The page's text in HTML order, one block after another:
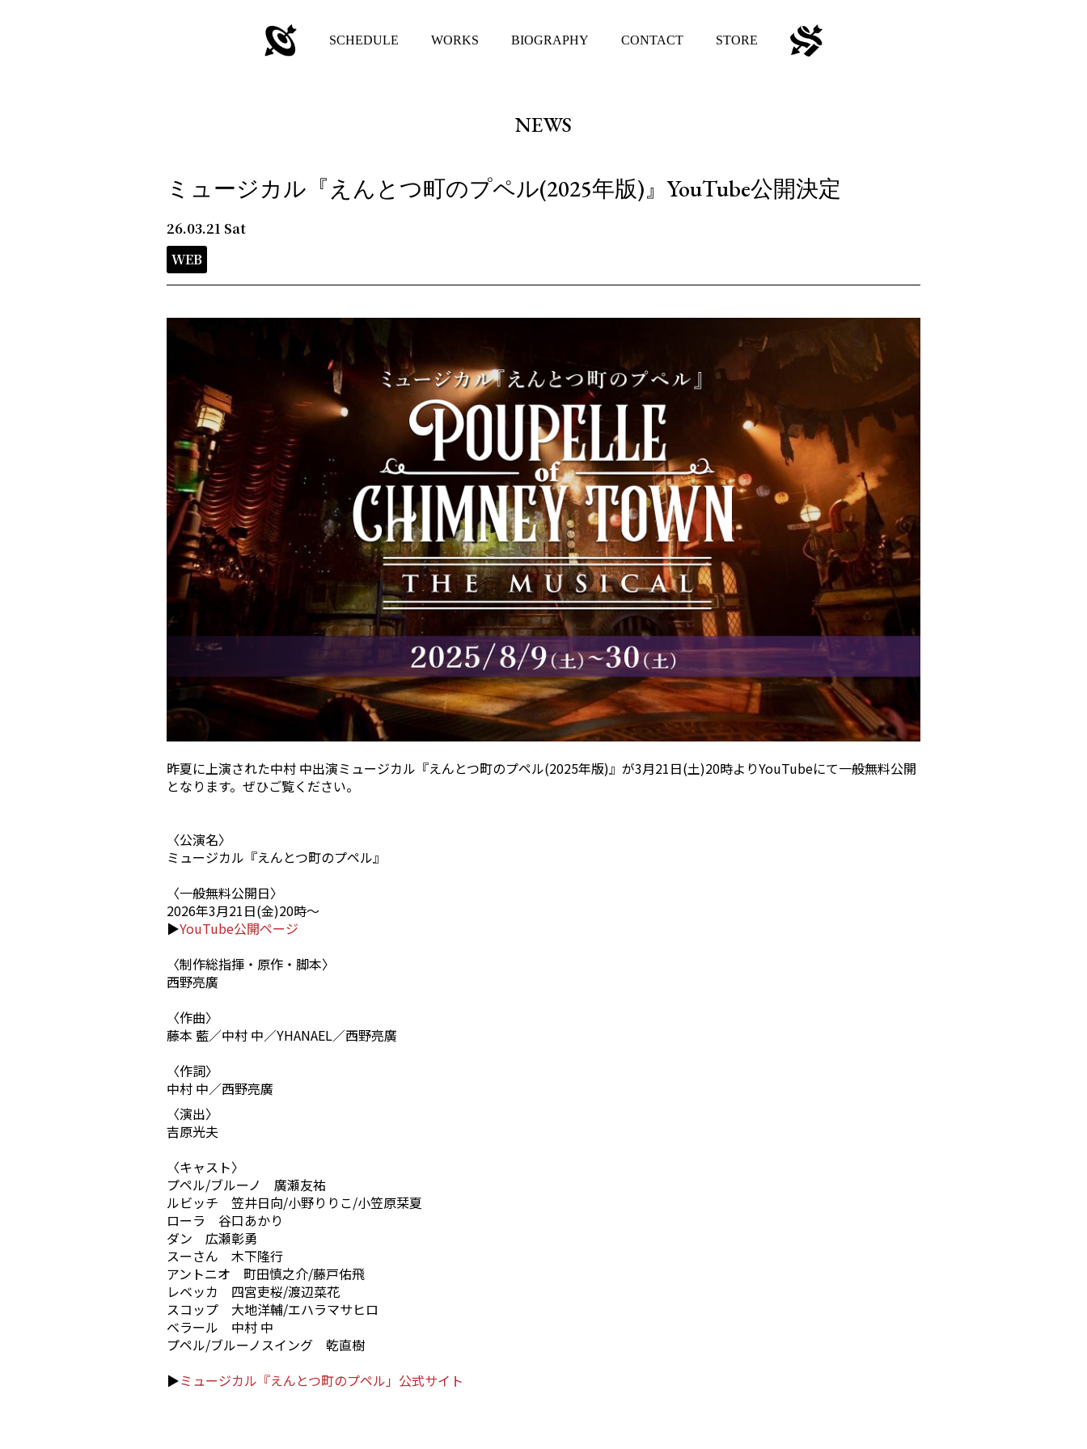
SCHEDULE WORKS BIOGRAPHY CONTACT STORE
NEWS
ミュージカル『えんとつ町のプペル(2025年版)』YouTube公開決定
26.03.21 Sat
WEB
昨夏に上演された中村 中出演ミュージカル『えんとつ町のプペル(2025年版)』が3月21日(土)20時よりYouTubeにて一般無料公開
となります。ぜひご覧ください。
〈公演名〉
ミュージカル『えんとつ町のプペル』
〈一般無料公開日〉
2026年3月21日(金)20時〜
▶︎YouTube公開ページ
〈制作総指揮・原作・脚本〉
西野亮廣
〈作曲〉
藤本 藍／中村 中／YHANAEL／西野亮廣
〈作詞〉
中村 中／西野亮廣
〈演出〉
吉原光夫
〈キャスト〉
プペル/ブルーノ 廣瀬友祐
ルビッチ 笠井日向/小野りりこ/小笠原栞夏
ローラ 谷口あかり
ダン 広瀬彰勇
スーさん 木下隆行
アントニオ 町田慎之介/藤戸佑飛
レベッカ 四宮吏桜/渡辺菜花
スコップ 大地洋輔/エハラマサヒロ
ベラール 中村 中
プペル/ブルーノスイング 乾直樹
▶︎ミュージカル『えんとつ町のプペル」公式サイト